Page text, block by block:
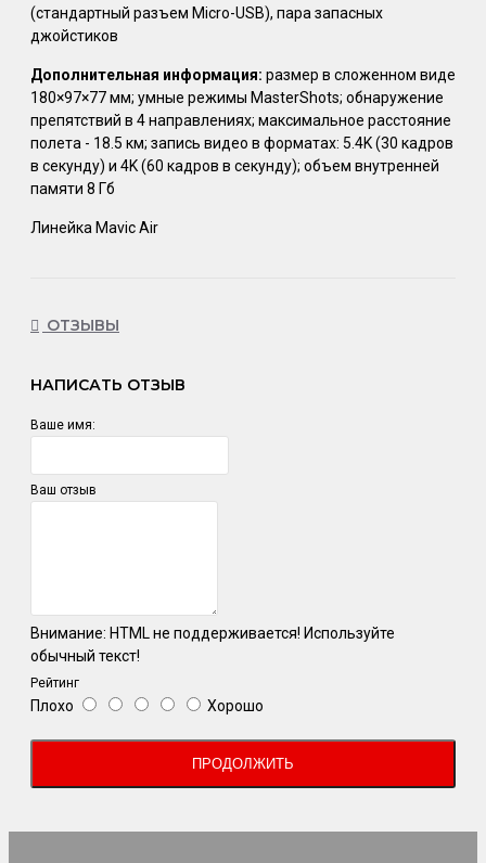
(стандартный разъем Micro-USB), пара запасных
джойстиков
Дополнительная информация: размер в сложенном виде
180×97×77 мм; умные режимы MasterShots; обнаружение
препятствий в 4 направлениях; максимальное расстояние
полета - 18.5 км; запись видео в форматах: 5.4K (30 кадров
в секунду) и 4K (60 кадров в секунду); объем внутренней
памяти 8 Гб
Линейка Mavic Air
ОТЗЫВЫ
НАПИСАТЬ ОТЗЫВ
Ваше имя:
Ваш отзыв
Внимание: HTML не поддерживается! Используйте
обычный текст!
Рейтинг
Плохо Хорошо
ПРОДОЛЖИТЬ